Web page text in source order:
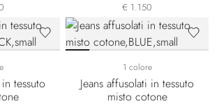
€ 1.150
tessuto
1 colore
Jeans affusolati in tessuto
misto cotone